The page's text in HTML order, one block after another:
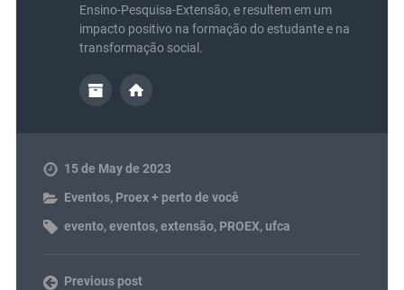
Ensino-Pesquisa-Extensão, e resultem em um
impacto positivo na formação do estudante e na
transformação social.
15 de May de 2023
Eventos, Proex + perto de você
evento,eventos,extensão, PROEX,ufca
Previous post